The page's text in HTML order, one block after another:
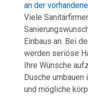
an der
Viele
Einbaus an. Bei
werden seriöse
Ihre Wünsche
Dusche
und mögliche